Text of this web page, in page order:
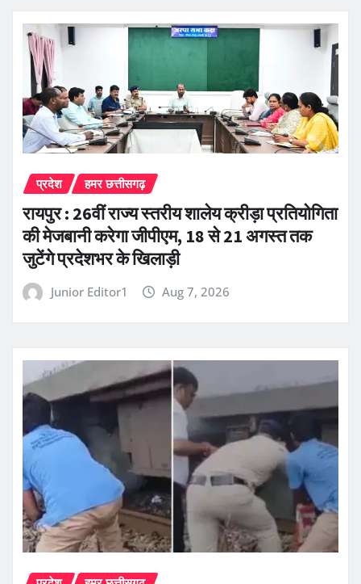
प्रदेश हमर छत्तीसगढ़
रायपुर : 26वीं राज्य स्तरीय शालेय क्रीड़ा प्रतियोगिता
की मेजबानी करेगा जीपीएम, 18 से 21 अगस्त तक
जुटेंगे प्रदेशभर के खिलाड़ी
Junior Editor1 Aug 7, 2026